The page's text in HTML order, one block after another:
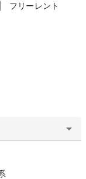
フリーレント